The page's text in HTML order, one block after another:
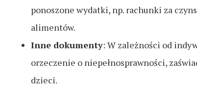
ponoszone wydatki, np. rachunki za
alimentów.
Inne dokumenty: W zależności od
orzeczenie o niepełnosprawności,
dzieci.